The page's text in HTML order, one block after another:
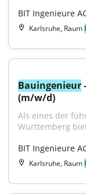
BIT Ingenieure
Karlsruhe, Raum
Bauingenieur
(m/w/d)
Als eines der
Württemberg
BIT Ingenieure
Karlsruhe, Raum